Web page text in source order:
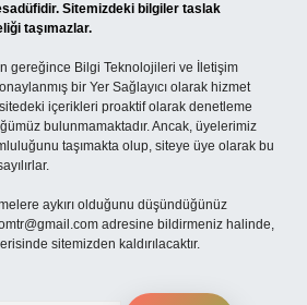
Sitemizdeki bilgiler taslak
taşımazlar.
gereğince Bilgi Teknolojileri ve İletişim
bir Yer Sağlayıcı olarak hizmet
içerikleri proaktif olarak denetleme
bulunmamaktadır. Ancak, üyelerimiz
taşımakta olup, siteye üye olarak bu
aykırı olduğunu düşündüğünüz
adresine bildirmeniz halinde,
sitemizden kaldırılacaktır.